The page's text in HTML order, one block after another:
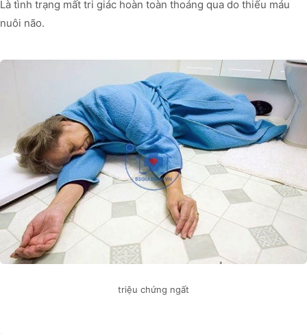
Là tình trạng mất tri giác hoàn toàn thoáng qua do thiếu máu
nuôi não.
triệu chứng ngất